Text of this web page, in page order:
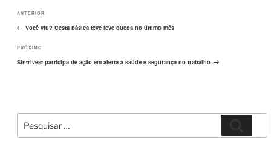
o
k
de
Post
Post
anterior
ANTERIOR
Você viu? Cesta básica teve leve queda no último mês
Próximo
post
PRÓXIMO
Sintrivest participa de ação em alerta à saúde e segurança no trabalho
Pesquisar
por: